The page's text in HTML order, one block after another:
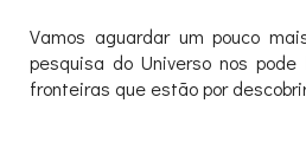
Vamos aguardar um pouco
pesquisa do Universo nos
fronteiras que estão por